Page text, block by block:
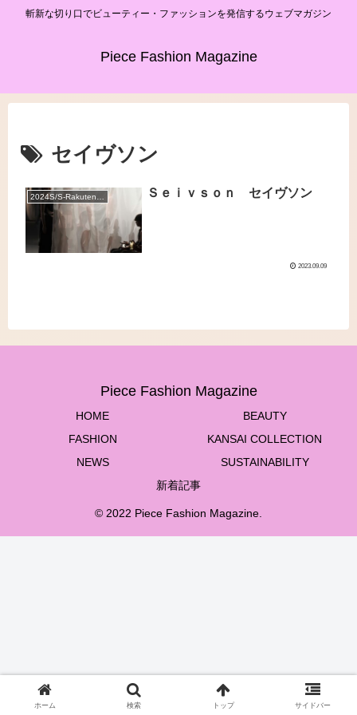
斬新な切り口でビューティー・ファッションを発信するウェブマガジン
Piece Fashion Magazine
セイヴソン
Ｓｅｉｖｓｏｎ セイヴソン
2023.09.09
Piece Fashion Magazine
HOME
BEAUTY
FASHION
KANSAI COLLECTION
NEWS
SUSTAINABILITY
新着記事
© 2022 Piece Fashion Magazine.
ホーム 検索 トップ サイドバー